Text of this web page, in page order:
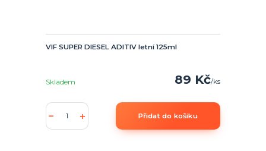
VIF SUPER DIESEL ADITIV letní 125ml
89 Kč/ks
Skladem
Přidat do košíku